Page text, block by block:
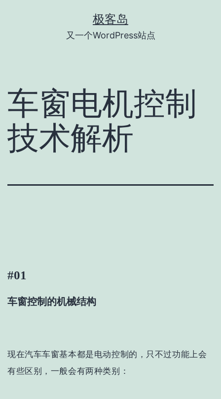
极客岛
又一个WordPress站点
车窗电机控制
技术解析
#01
车窗控制的机械结构
现在汽车车窗基本都是电动控制的，只不过功能上会
有些区别，一般会有两种类别：